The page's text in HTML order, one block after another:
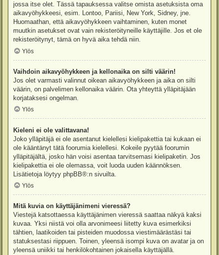
jossa itse olet. Tässä tapauksessa valitse omista asetuksista oma
aikavyöhykkeesi, esim. Lontoo, Pariisi, New York, Sidney, jne.
Huomaathan, että aikavyöhykkeen vaihtaminen, kuten monet
muutkin asetukset ovat vain rekisteröityneille käyttäjille. Jos et ole
rekisteröitynyt, tämä on hyvä aika tehdä niin.
Ylös
Vaihdoin aikavyöhykkeen ja kellonaika on silti väärin!
Jos olet varmasti valinnut oikean aikavyöhykkeen ja aika on silti
väärin, on palvelimen kellonaika väärin. Ota yhteyttä ylläpitäjään
korjataksesi ongelman.
Ylös
Kieleni ei ole valittavana!
Joko ylläpitäjä ei ole asentanut kielellesi kielipakettia tai kukaan ei
ole kääntänyt tätä foorumia kielellesi. Kokeile pyytää foorumin
ylläpitäjältä, josko hän voisi asentaa tarvitsemasi kielipaketin. Jos
kielipakettia ei ole olemassa, voit luoda uuden käännöksen.
Lisätietoja löytyy phpBB®:n sivuilta.
Ylös
Mitä kuvia on käyttäjänimeni vieressä?
Viestejä katsottaessa käyttäjänimen vieressä saattaa näkyä kaksi
kuvaa. Yksi niistä voi olla arvonimeesi liitetty kuva esimerkiksi
tähtien, laatikoiden tai pisteiden muodossa viestimäärästäsi tai
statuksestasi riippuen. Toinen, yleensä isompi kuva on avatar ja on
yleensä uniikki tai henkilökohtainen jokaisella käyttäjällä.